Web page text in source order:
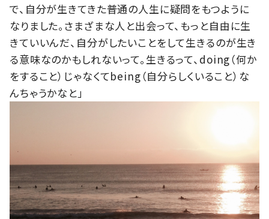
で、自分が生きてきた普通の人生に疑問をもつように
なりました。さまざまな人と出会って、もっと自由に生
きていいんだ、自分がしたいことをして生きるのが生き
る意味なのかもしれないって。生きるって、doing（何か
をすること）じゃなくてbeing（自分らしくいること）な
んちゃうかなと」